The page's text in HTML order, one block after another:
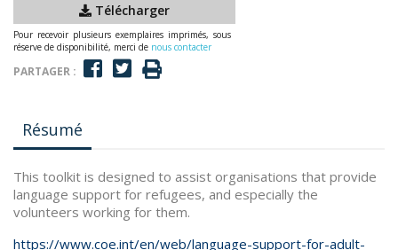
Télécharger
Pour recevoir plusieurs exemplaires imprimés, sous
réserve de disponibilité, merci de nous contacter
PARTAGER :
Résumé
This toolkit is designed to assist organisations that provide
language support for refugees, and especially the
volunteers working for them.
https://www.coe.int/en/web/language-support-for-adult-